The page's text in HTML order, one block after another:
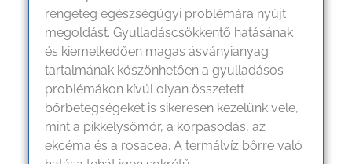
rengeteg egészségügyi problémára nyújt
megoldást. Gyulladáscsökkentő hatásának
és kiemelkedően magas ásványianyag
tartalmának köszönhetően a gyulladásos
problémákon kívül olyan összetett
bőrbetegségeket is sikeresen kezelünk vele,
mint a pikkelysömör, a korpásodás, az
ekcéma és a rosacea. A termálvíz bőrre való